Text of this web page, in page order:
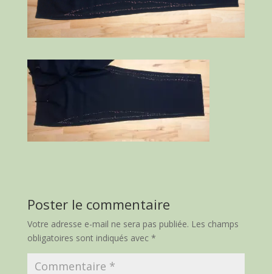
Poster le commentaire
Votre adresse e-mail ne sera pas publiée. Les champs
obligatoires sont indiqués avec *